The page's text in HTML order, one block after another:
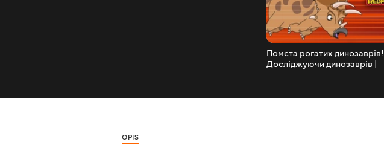
Помста рогатих динозаврів! |
Досліджуючи динозаврів |
OPIS